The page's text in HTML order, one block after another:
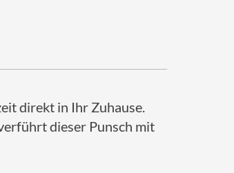
direkt in Ihr Zuhause.
dieser Punsch mit